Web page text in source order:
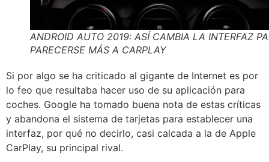
ANDROID AUTO 2019: ASÍ CAMBIA LA INTERFAZ
PARECERSE MÁS A CARPLAY
Si por algo se ha criticado al gigante de Internet es por
lo feo que resultaba hacer uso de su aplicación para
coches. Google ha tomado buena nota de estas críticas
y abandona el sistema de tarjetas para establecer una
interfaz, por qué no decirlo, casi calcada a la de Apple
CarPlay, su principal rival.